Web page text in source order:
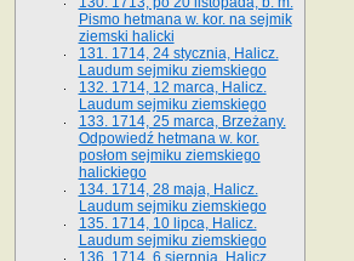
Pismo hetmana w. kor. na sejmik
ziemski halicki
131. 1714, 24 stycznia, Halicz.
Laudum sejmiku ziemskiego
132. 1714, 12 marca, Halicz.
Laudum sejmiku ziemskiego
133. 1714, 25 marca, Brzeżany.
Odpowiedź hetmana w. kor.
posłom sejmiku ziemskiego
halickiego
134. 1714, 28 maja, Halicz.
Laudum sejmiku ziemskiego
135. 1714, 10 lipca, Halicz.
Laudum sejmiku ziemskiego
136. 1714, 6 sierpnia, Halicz.